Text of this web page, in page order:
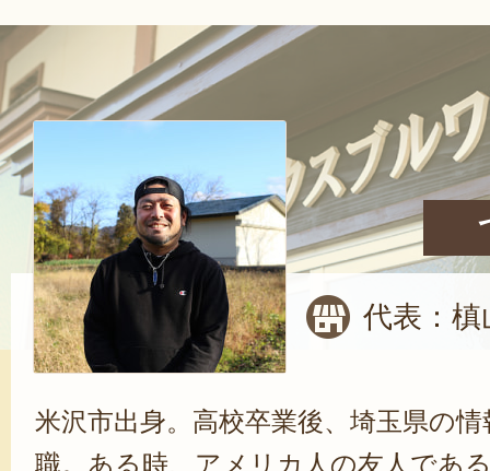
代表：槙
米沢市出身。高校卒業後、埼玉県の
職。ある時、アメリカ人の友人であ